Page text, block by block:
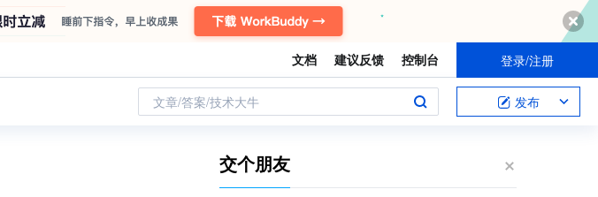
文档 建议反馈 控制台 登录/注册
文章/答案/技术大牛 发布
交个朋友